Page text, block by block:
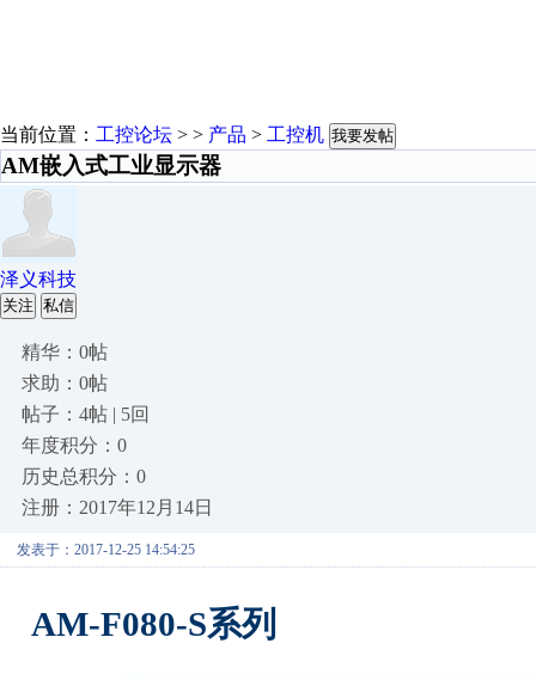
当前位置： 工控论坛 > > 产品 > 工控机 我要发帖
AM嵌入式工业显示器
泽义科技
关注 私信
精华：0帖
求助：0帖
帖子：4帖 | 5回
年度积分：0
历史总积分：0
注册：2017年12月14日
发表于：2017-12-25 14:54:25
AM-F080-S系列